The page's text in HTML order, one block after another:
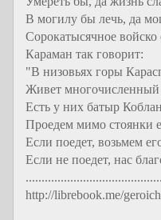
В могилу бы лечь, да
Сорокатысячное войско
Караман так говорит:
"В низовьях горы
Живет многочисленный
Есть у них батыр
Проедем мимо стоянки
Если поедет, возьмем
Если не поедет, нас
http://librebook.me/